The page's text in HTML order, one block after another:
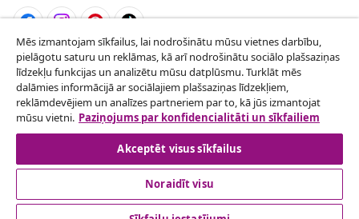
Atteikties no līguma
Iesniegt pieprasījumu par atteikšanos no
pasūtījuma.
Atteikties no līguma
Mēs izmantojam sīkfailus, lai nodrošinātu mūsu vietnes darbību,
pielāgotu saturu un reklāmas, kā arī nodrošinātu sociālo plašsaziņas
līdzekļu funkcijas un analizētu mūsu datplūsmu. Turklāt mēs
dalāmies informācijā ar sociālajiem plašsaziņas līdzekļiem,
reklāmdevējiem un analīzes partneriem par to, kā jūs izmantojat
mūsu vietni. Paziņojums par konfidencialitāti un sīkfailiem
Akceptēt visus sīkfailus
Noraidīt visu